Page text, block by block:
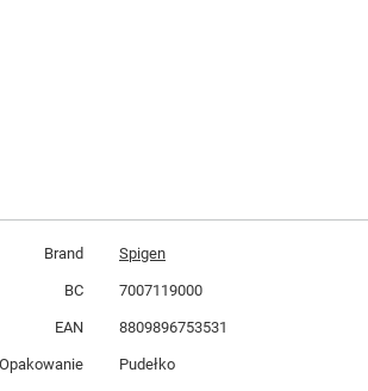
Brand Spigen
BC 7007119000
EAN 8809896753531
Opakowanie Pudełko